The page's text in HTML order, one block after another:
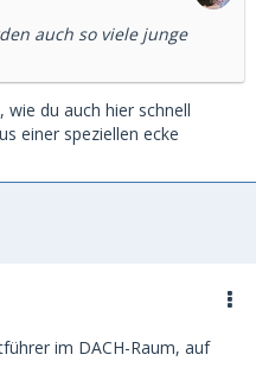
auch so viele junge
wie du auch hier schnell
einer speziellen ecke
im DACH-Raum, auf